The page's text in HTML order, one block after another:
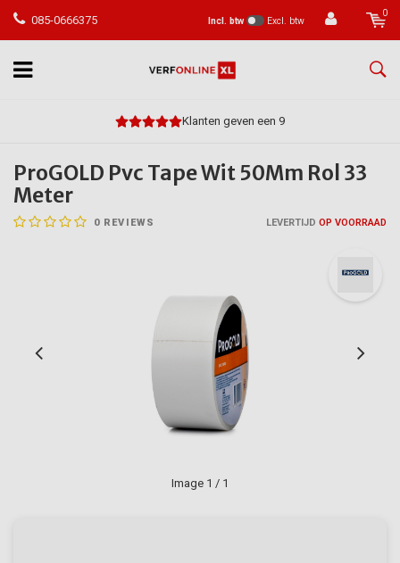
085-0666375 Incl. btw Excl. btw
0
Klanten geven een 9
ProGOLD Pvc Tape Wit 50Mm Rol 33
Meter
0 REVIEWS LEVERTIJD OP VOORRAAD
Image 1 / 1